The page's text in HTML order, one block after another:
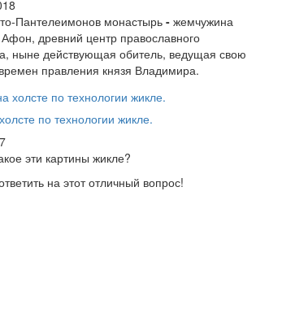
Пантелеимонов монастырь -жемчужина
древний центр православного
ныне действующая обитель, ведущая свою
правления князя Владимира.
по технологии жикле.
эти картины жикле?
на этот отличный вопрос!